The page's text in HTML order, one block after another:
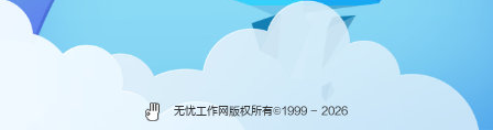
无忧工作网版权所有©1999 -2026